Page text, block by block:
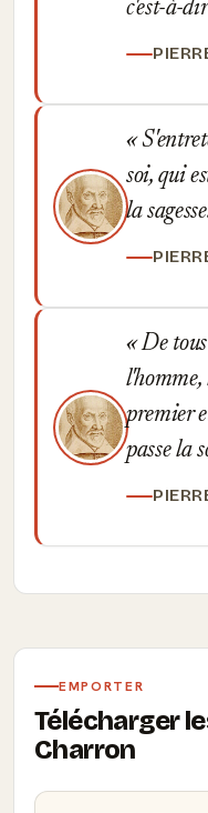
c'est-à-
soi, qui
la
De tous
l'homme,
premier
passe la
EMPORTER
Télécharger
Charron